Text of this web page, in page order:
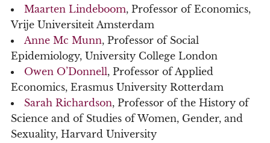
Maarten Lindeboom, Professor of Economics,
Vrije Universiteit Amsterdam
Anne Mc Munn, Professor of Social
Epidemiology, University College London
Owen O’Donnell, Professor of Applied
Economics, Erasmus University Rotterdam
Sarah Richardson, Professor of the History of
Science and of Studies of Women, Gender, and
Sexuality, Harvard University